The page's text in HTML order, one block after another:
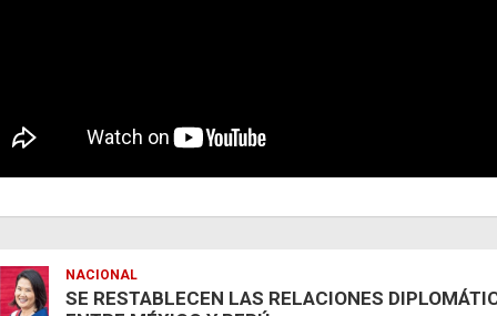
NACIONAL
SE RESTABLECEN LAS RELACIONES